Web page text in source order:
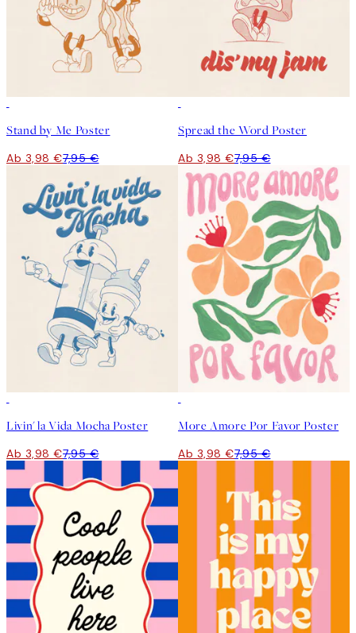
Stand by Me Poster
Ab 3,98 €7,95 €
Spread the Word Poster
Ab 3,98 €7,95 €
Livin' la Vida Mocha Poster
Ab 3,98 €7,95 €
More Amore Por Favor Poster
Ab 3,98 €7,95 €